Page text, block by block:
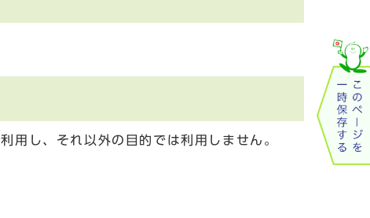
用し、それ以外の目的では利用しません。